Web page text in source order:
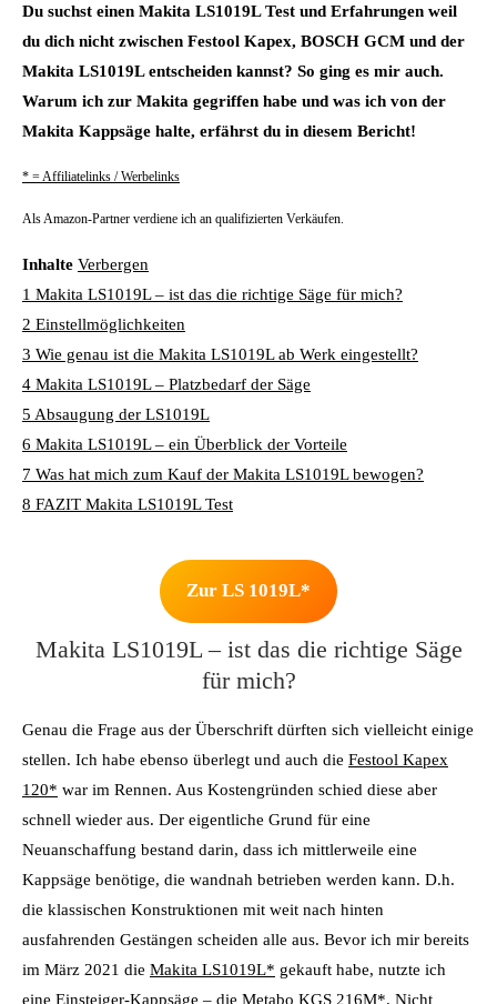
Du suchst einen Makita LS1019L Test und Erfahrungen weil
du dich nicht zwischen Festool Kapex, BOSCH GCM und der
Makita LS1019L entscheiden kannst? So ging es mir auch.
Warum ich zur Makita gegriffen habe und was ich von der
Makita Kappsäge halte, erfährst du in diesem Bericht!
* = Affiliatelinks / Werbelinks
Als Amazon-Partner verdiene ich an qualifizierten Verkäufen.
Inhalte Verbergen
1 Makita LS1019L – ist das die richtige Säge für mich?
2 Einstellmöglichkeiten
3 Wie genau ist die Makita LS1019L ab Werk eingestellt?
4 Makita LS1019L – Platzbedarf der Säge
5 Absaugung der LS1019L
6 Makita LS1019L – ein Überblick der Vorteile
7 Was hat mich zum Kauf der Makita LS1019L bewogen?
8 FAZIT Makita LS1019L Test
Zur LS 1019L*
Makita LS1019L – ist das die richtige Säge
für mich?
Genau die Frage aus der Überschrift dürften sich vielleicht einige
stellen. Ich habe ebenso überlegt und auch die Festool Kapex
120* war im Rennen. Aus Kostengründen schied diese aber
schnell wieder aus. Der eigentliche Grund für eine
Neuanschaffung bestand darin, dass ich mittlerweile eine
Kappsäge benötige, die wandnah betrieben werden kann. D.h.
die klassischen Konstruktionen mit weit nach hinten
ausfahrenden Gestängen scheiden alle aus. Bevor ich mir bereits
im März 2021 die Makita LS1019L* gekauft habe, nutzte ich
eine Einsteiger-Kappsäge – die Metabo KGS 216M*. Nicht